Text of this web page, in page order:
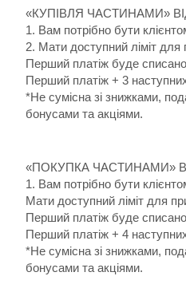
«КУПІВЛЯ ЧАСТИНАМИ»
1. Вам потрібно бути
2. Мати доступний ліміт
Перший платіж буде списано
Перший платіж + 3
*Не сумісна зі знижками,
бонусами та акціями.
«ПОКУПКА ЧАСТИНАМИ»
1. Вам потрібно бути
Мати доступний ліміт для
Перший платіж буде списано
Перший платіж + 4
*Не сумісна зі знижками,
бонусами та акціями.